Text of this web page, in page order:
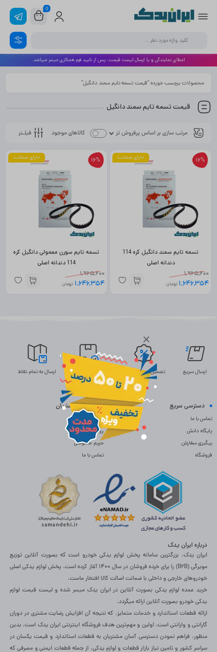
×
0
اعطای نمایندگی و یا ارسال لیست قیمت، پس از تایید فرم همکاری میسر میباشد.
محصولات برچسب خورده “قیمت تسمه تایم سمند دانگیل”
قیمت تسمه تایم سمند دانگیل
فیلـتر کالاهای موجود
دارای ضمانت 16%
تسمه تایم سمند دانگیل کره 114
دندانه اصلی
1,965,600
1,646,354 تومان
دارای ضمانت 16%
تسمه تایم سورن معمولی دانگیل کره
114 دندانه اصلی
1,965,600
1,646,354 تومان
ارسال سریع تضمین بهترین قیمت ضمانت اصالت ارسال به تمام نقاط
دسترسی سریع
تماس با ما
پایگاه دانش
پیگیری سفارش
فروشگاه
خدمات مشتریان
سوالات متداول
رویه بازگردانی کالا
حریم خصوصی
تماس با ما
درباره ایران یدک
ایران یدک، بزرگترین سامانه پخش لوازم یدکی خودرو است که بصورت آنلاین توزیع
مویرگی (B2B) را برای خرده فروشان در سال 1400 آغاز کرده است. پخش لوازم یدکی اصلی
خودروهای خارجی و داخلی با ضمانت اصالت کالا افتخار ماست.
خرید عمده لوازم یدکی بصورت آنلاین در ایران یدک میسر شده و لیست قیمت لوازم
یدکی خودرو بصورت آنلاین ارائه میگردد.
ارائه قطعات استاندارد و خدمات متمایز، که نتیجه آن افزایش رضایت مشتری در دوران
گارانتی و وارانتی است، اولین و مهم‌ترین هدف فروشگاه اینترنتی ایران یدک است. بدین
منظور، فراهم نمودن دسترسی آسان مشتریان به قطعات استاندارد و قیمت یکسان در
سراسر کشور و تامین نیاز بازار قطعات و لوازم یدکی، از جمله قطعات ایمنی و مصرفی که